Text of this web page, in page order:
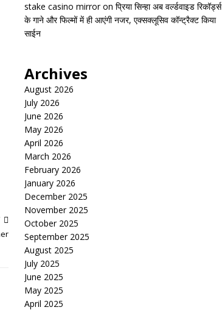
stake casino mirroron प्रिया सिन्हा अब वर्ल्डवाइड रिकॉर्ड्स
के गाने और फिल्मों में ही आएंगी नजर, एक्सक्लूसिव कॉन्ट्रैक्ट किया
साईन
Archives
August 2026
July 2026
June 2026
May 2026
April 2026
March 2026
February 2026
January 2026
December 2025
November 2025
October 2025
September 2025
August 2025
July 2025
June 2025
May 2025
April 2025